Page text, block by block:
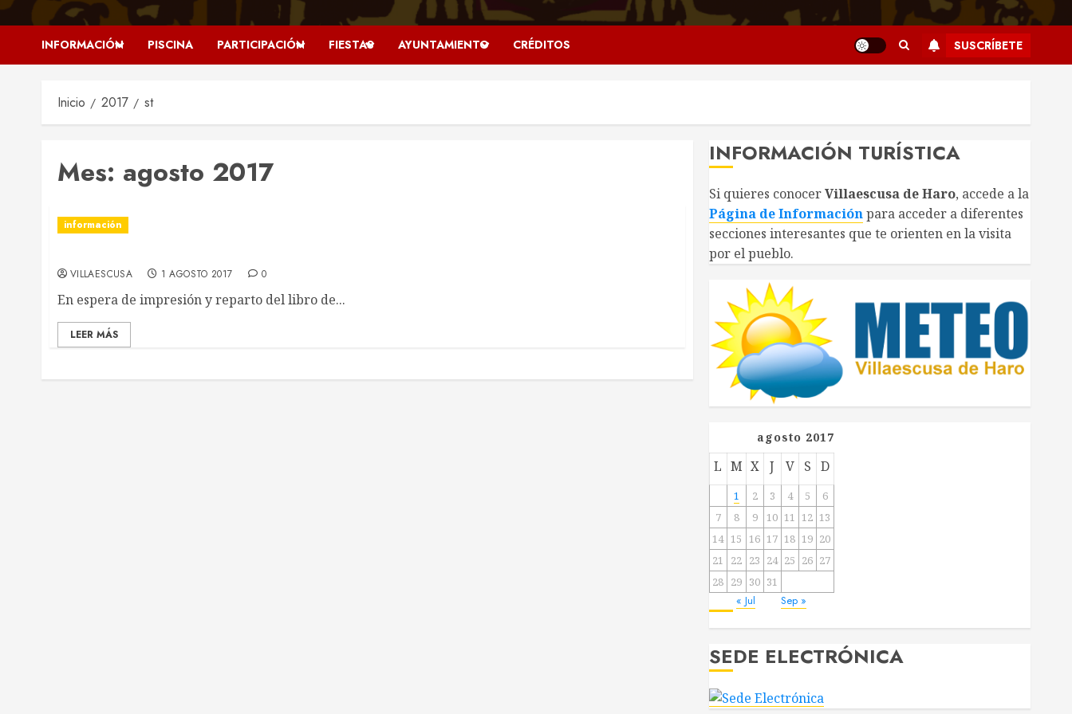
INFORMACIÓN PISCINA PARTICIPACIÓN FIESTAS AYUNTAMIENTO CRÉDITOS SUSCRÍBETE
Inicio 2017 st
Mes: agosto 2017
información
VILLAESCUSA 1 AGOSTO 2017 0
En espera de impresión y reparto del libro de...
LEER MÁS
INFORMACIÓN TURÍSTICA
Si quieres conocerVillaescusa de Haro, accede a la
Página de Informaciónpara acceder a diferentes
secciones interesantes que te orienten en la visita
por el pueblo.
agosto 2017
L M X J V S D
1 2 3 4 5
6
7
8 9 10 11 12 13
14 15 16 17 18 19 20
21
22 23 24 25 26 27
28 29 30 31
« Jul Sep »
SEDE ELECTRÓNICA